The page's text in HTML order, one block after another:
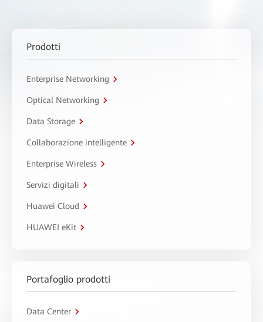
Prodotti
Enterprise Networking
Optical Networking
Data Storage
Collaborazione intelligente
Enterprise Wireless
Servizi digitali
Huawei Cloud
HUAWEI eKit
Portafoglio prodotti
Data Center